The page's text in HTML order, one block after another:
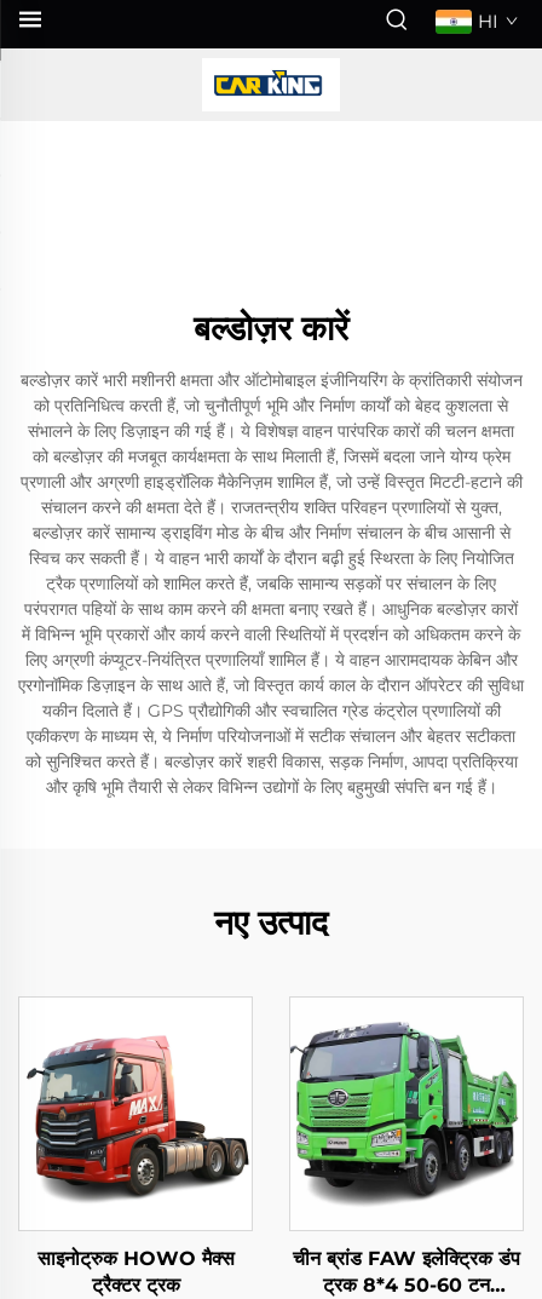
HI
बल्डोज़र कारें
बल्डोज़र कारें भारी मशीनरी क्षमता और ऑटोमोबाइल इंजीनियरिंग के क्रांतिकारी संयोजन
को प्रतिनिधित्व करती हैं, जो चुनौतीपूर्ण भूमि और निर्माण कार्यों को बेहद कुशलता से
संभालने के लिए डिज़ाइन की गई हैं। ये विशेषज्ञ वाहन पारंपरिक कारों की चलन क्षमता
को बल्डोज़र की मजबूत कार्यक्षमता के साथ मिलाती हैं, जिसमें बदला जाने योग्य फ्रेम
प्रणाली और अग्रणी हाइड्रॉलिक मैकेनिज़म शामिल हैं, जो उन्हें विस्तृत मिटटी-हटाने की
संचालन करने की क्षमता देते हैं। राजतन्त्रीय शक्ति परिवहन प्रणालियों से युक्त,
बल्डोज़र कारें सामान्य ड्राइविंग मोड के बीच और निर्माण संचालन के बीच आसानी से
स्विच कर सकती हैं। ये वाहन भारी कार्यों के दौरान बढ़ी हुई स्थिरता के लिए नियोजित
ट्रैक प्रणालियों को शामिल करते हैं, जबकि सामान्य सड़कों पर संचालन के लिए
परंपरागत पहियों के साथ काम करने की क्षमता बनाए रखते हैं। आधुनिक बल्डोज़र कारों
में विभिन्न भूमि प्रकारों और कार्य करने वाली स्थितियों में प्रदर्शन को अधिकतम करने के
लिए अग्रणी कंप्यूटर-नियंत्रित प्रणालियाँ शामिल हैं। ये वाहन आरामदायक केबिन और
एरगोनॉमिक डिज़ाइन के साथ आते हैं, जो विस्तृत कार्य काल के दौरान ऑपरेटर की सुविधा
यकीन दिलाते हैं। GPS प्रौद्योगिकी और स्वचालित ग्रेड कंट्रोल प्रणालियों की
एकीकरण के माध्यम से, ये निर्माण परियोजनाओं में सटीक संचालन और बेहतर सटीकता
को सुनिश्चित करते हैं। बल्डोज़र कारें शहरी विकास, सड़क निर्माण, आपदा प्रतिक्रिया
और कृषि भूमि तैयारी से लेकर विभिन्न उद्योगों के लिए बहुमुखी संपत्ति बन गई हैं।
नए उत्पाद
साइनोट्रुक HOWO मैक्स
ट्रैक्टर ट्रक
चीन ब्रांड FAW इलेक्ट्रिक डंप
ट्रक 8*4 50-60 टन